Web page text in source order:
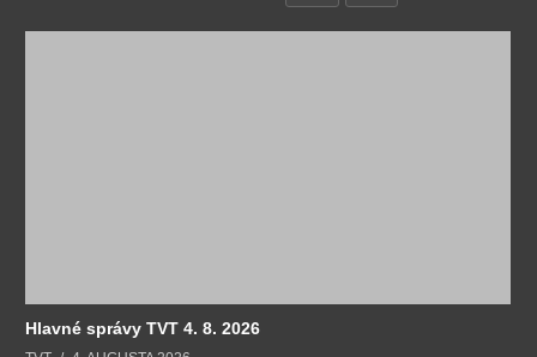
Hlavné správy TVT 4. 8. 2026